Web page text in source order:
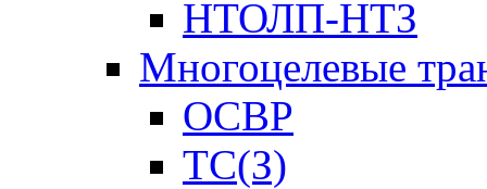
НТОЛП-НТЗ
Многоцелевые
ОСВР
ТС(З)